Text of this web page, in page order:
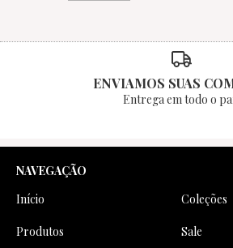
ENVIAMOS SUAS
Entrega em todo o
NAVEGAÇÃO
Início
Coleções
Produtos Sale